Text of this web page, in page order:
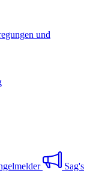
und
Sag's